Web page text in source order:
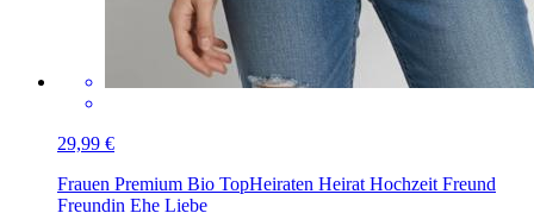
29,99 €
Frauen Premium Bio TopHeiraten Heirat Hochzeit Freund
Freundin Ehe Liebe